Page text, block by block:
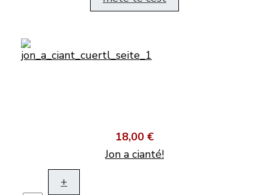
18,00 €
Jon a cianté!
+